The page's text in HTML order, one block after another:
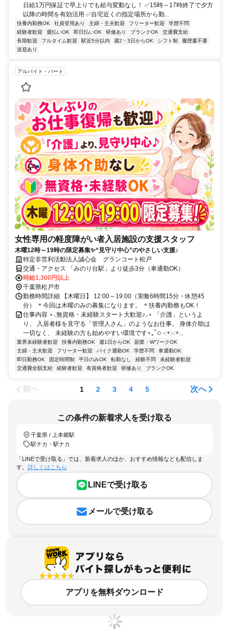
日給1万円保証で早上りでも給与変動なし！ ✅15時～17時終了で夕方
以降の時間を有効活用 ✅自宅近くの指定場所から勤...
扶養内勤務OK 社員登用あり 主婦・主夫歓迎 フリーター歓迎
学歴不問
経験者歓迎
週払いOK 即日払いOK 研修あり ブランクOK
交通費支給
長期歓迎
フルタイム歓迎 駅近5分以内 週2・3日からOK シフト制
履歴書不要
送迎あり
アルバイト・パート
女性専用の軽度障がい者入居施設の支援スタッフ
木曜12時～19時の限定募集✨“見守り中心”のやさしい支援♪
特定非営利活動法人誠心会 グランコート松戸
交通・アクセス 「みのり台駅」より徒歩3分（車通勤OK）
時給1,300円以上
千葉県松戸市
勤務時間詳細 【木曜日】 12:00～19:00（実働6時間15分・休憩45
分） ＊今回は木曜のみの募集になります。 ＊扶養内勤務もOK！
仕事内容 ⋆⸜無資格・未経験スタート大歓迎♪⸝⋆ 「介護」というよ
り、 入居者様を見守る「管理人さん」のようなお仕事。 身体介助は
一切なく、 未経験の方も始めやすい環境です⋆｡˚✩ -:+:-:+...
業界未経験者歓迎 扶養内勤務OK 週1日からOK
副業・WワークOK
主婦・主夫歓迎
フリーター歓迎 バイク通勤OK 学歴不問
車通勤OK
即日勤務OK
固定時間制 平日のみOK 転勤なし 経験不問
未経験者歓迎
交通費全額支給
経験者歓迎 有資格者歓迎 研修あり ブランクOK
前へ 1 2 3 4 5 次へ
この条件の新着求人を受け取る
千葉県 / 上本郷駅
駅チカ・駅ナカ
「LINEで受け取る」では、新着求人のほか、おすすめ情報なども配信しま
す。 詳しくはこちら
LINEで受け取る
メールで受け取る
アプリを無料ダウンロード